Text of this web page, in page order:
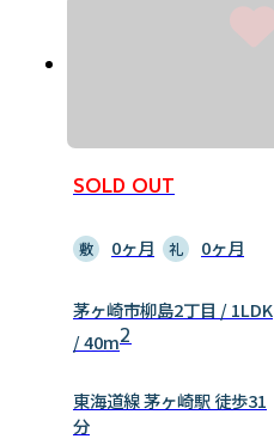
SOLD OUT
敷 0ヶ月 礼 0ヶ月
茅ヶ崎市柳島2丁目 / 1LDK
/ 40m2
東海道線 茅ヶ崎駅 徒歩31
分